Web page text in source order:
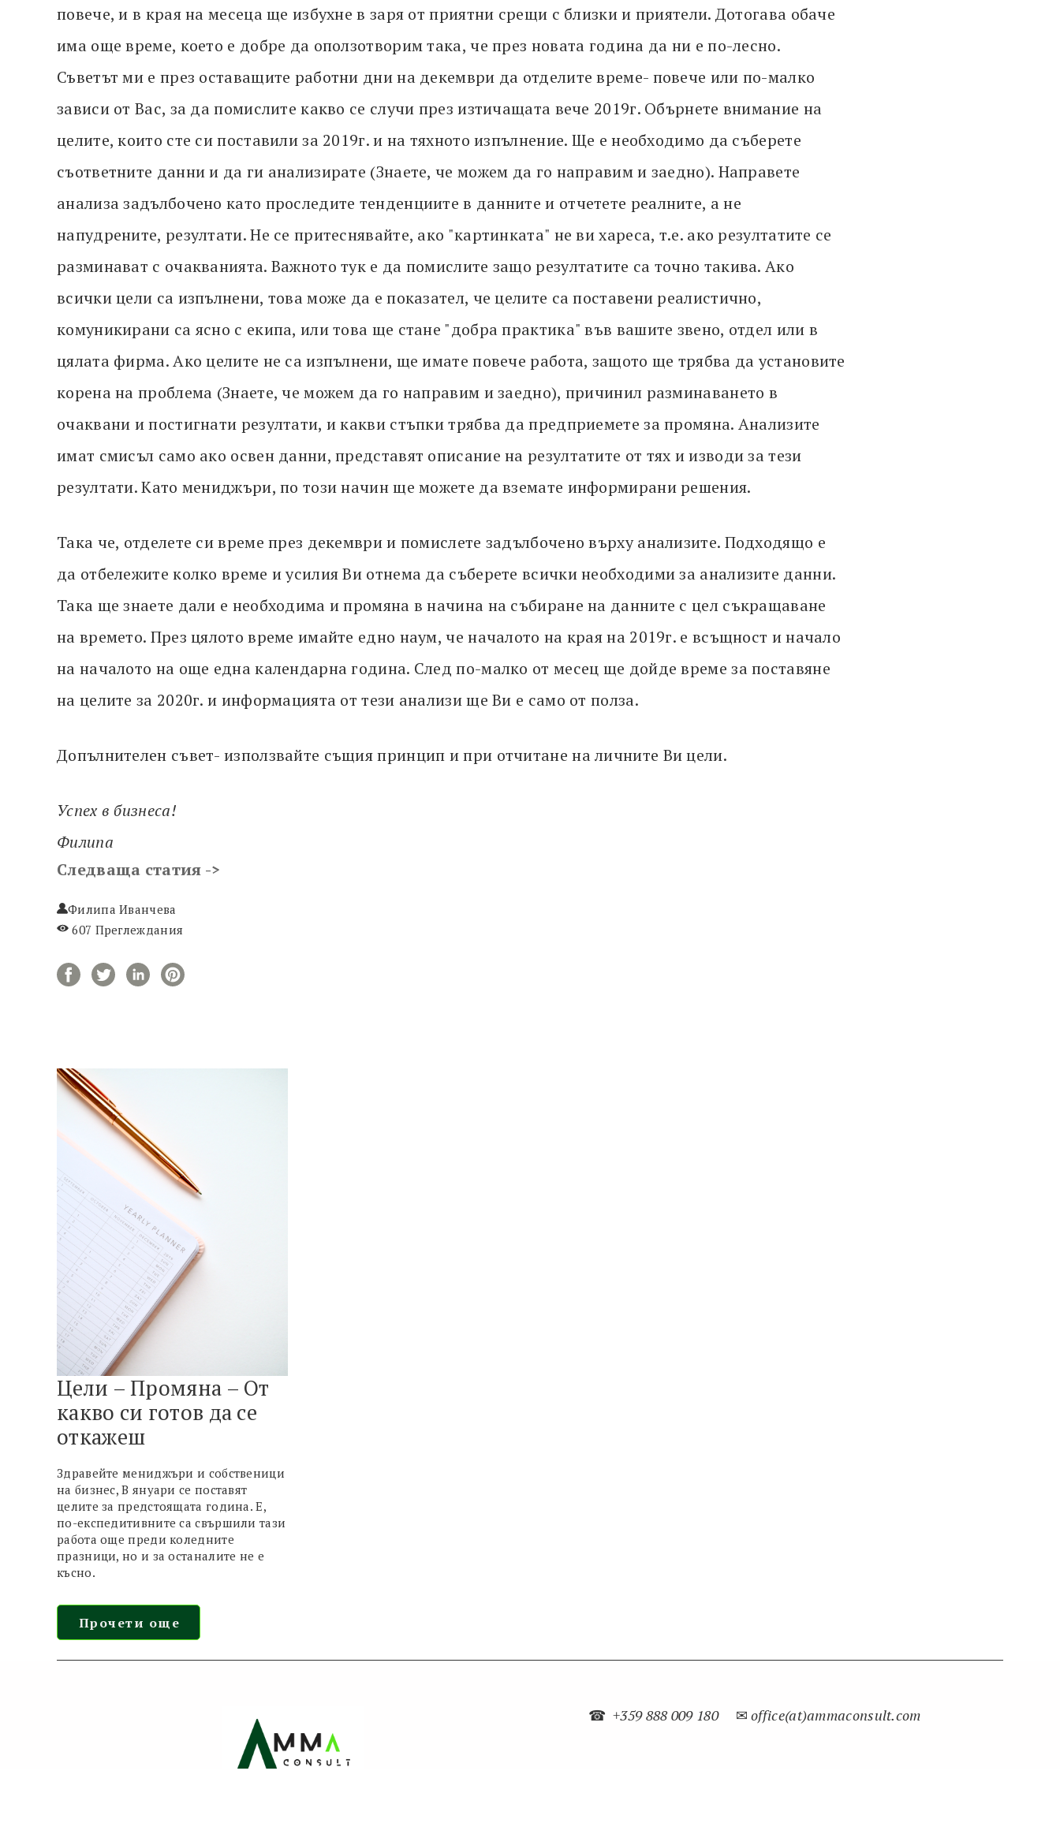
повече, и в края на месеца ще избухне в заря от приятни срещи с близки и приятели. Дотогава обаче
има още време, което е добре да оползотворим така, че през новата година да ни е по-лесно.
Съветът ми е през оставащите работни дни на декември да отделите време- повече или по-малко
зависи от Вас, за да помислите какво се случи през изтичащата вече 2019г. Обърнете внимание на
целите, които сте си поставили за 2019г. и на тяхното изпълнение. Ще е необходимо да съберете
съответните данни и да ги анализирате (Знаете, че можем да го направим и заедно). Направете
анализа задълбочено като проследите тенденциите в данните и отчетете реалните, а не
напудрените, резултати. Не се притеснявайте, ако "картинката" не ви хареса, т.е. ако резултатите се
разминават с очакванията. Важното тук е да помислите защо резултатите са точно такива. Ако
всички цели са изпълнени, това може да е показател, че целите са поставени реалистично,
комуникирани са ясно с екипа, или това ще стане "добра практика" във вашите звено, отдел или в
цялата фирма. Ако целите не са изпълнени, ще имате повече работа, защото ще трябва да установите
корена на проблема (Знаете, че можем да го направим и заедно), причинил разминаването в
очаквани и постигнати резултати, и какви стъпки трябва да предприемете за промяна. Анализите
имат смисъл само ако освен данни, представят описание на резултатите от тях и изводи за тези
резултати. Като мениджъри, по този начин ще можете да вземате информирани решения.
Така че, отделете си време през декември и помислете задълбочено върху анализите. Подходящо е
да отбележите колко време и усилия Ви отнема да съберете всички необходими за анализите данни.
Така ще знаете дали е необходима и промяна в начина на събиране на данните с цел съкращаване
на времето. През цялото време имайте едно наум, че началото на края на 2019г. е всъщност и начало
на началото на още една календарна година. След по-малко от месец ще дойде време за поставяне
на целите за 2020г. и информацията от тези анализи ще Ви е само от полза.
Допълнителен съвет- използвайте същия принцип и при отчитане на личните Ви цели.
Успех в бизнеса!
Филипа
Следваща статия ->
Филипа Иванчева
607 Преглеждания
Цели – Промяна – От
какво си готов да се
откажеш
Здравейте мениджъри и собственици
на бизнес, В януари се поставят
целите за предстоящата година. Е,
по-експедитивните са свършили тази
работа още преди коледните
празници, но и за останалите не е
късно.
Прочети още
☎+359 888 009 180✉office(at)ammaconsult.com